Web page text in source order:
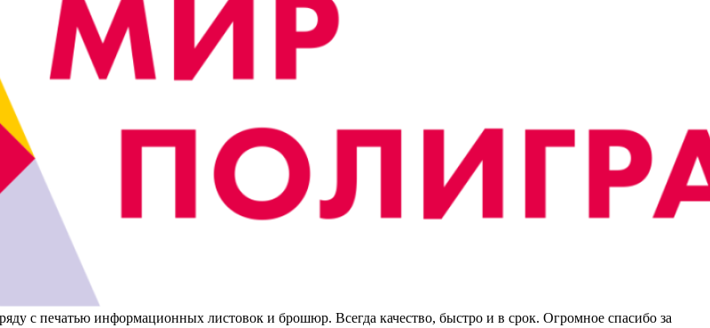
с печатью информационных листовок и брошюр. Всегда качество, быстро и в срок. Огромное спасибо за